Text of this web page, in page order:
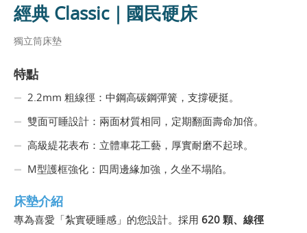
經典 Classic｜國民硬床
獨立筒床墊
特點
2.2mm 粗線徑：中鋼高碳鋼彈簧，支撐硬挺。
雙面可睡設計：兩面材質相同，定期翻面壽命加倍。
高級緹花表布：立體車花工藝，厚實耐磨不起球。
M型護框強化：四周邊緣加強，久坐不塌陷。
床墊介紹
專為喜愛「紮實硬睡感」的您設計。採用 620 顆、線徑